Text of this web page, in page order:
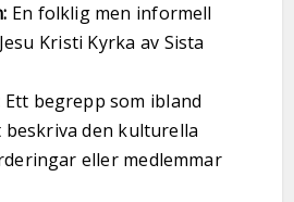
En folklig men informell
Kristi Kyrka av Sista
Ett begrepp som ibland
den kulturella
eller medlemmar